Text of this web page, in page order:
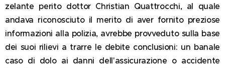
zelante perito dottor Christian Quattrocchi, al quale
andava riconosciuto il merito di aver fornito preziose
informazioni alla polizia, avrebbe provveduto sulla base
dei suoi rilievi a trarre le debite conclusioni: un banale
caso di dolo ai danni dell'assicurazione o accidente